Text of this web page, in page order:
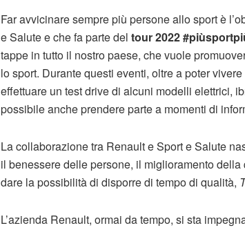
Far avvicinare sempre più persone allo sport è
e Salute e che fa parte del tour 2022
tappe in tutto il nostro paese, che vuole
lo sport. Durante questi eventi, oltre a poter
effettuare un test drive di alcuni modelli elettrici,
possibile anche prendere parte a momenti di
La collaborazione tra Renault e Sport e Salute
il benessere delle persone, il miglioramento
dare la possibilità di disporre di tempo di qualità,
L’azienda Renault, ormai da tempo, si sta